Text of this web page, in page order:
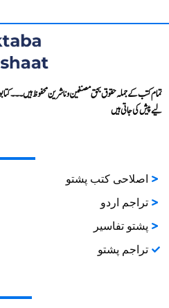
تمام کتب کے جملہ حقوق بحق مصنفین و ناشرین محفوظ ہیں۔۔۔
لیے پیش کی جاتی ہیں
اصلاحی کتب پشتو
تراجم اردو
پشتو تفاسیر
تراجم پشتو